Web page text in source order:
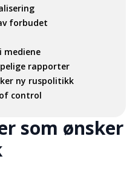
forbudet
mediene
rapporter
ny ruspolitikk
control
som ønsker